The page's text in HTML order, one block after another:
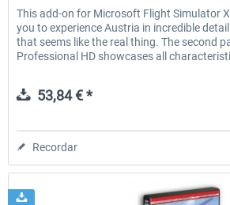
This add-on for Microsoft Flight Simulator
you to experience Austria in incredible
that seems like the real thing. The second
Professional HD showcases all
53,84 € *
Recordar